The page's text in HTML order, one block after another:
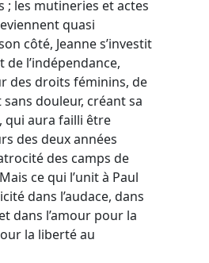
; les mutineries et actes
quasi
côté, Jeanne s’investit
l’indépendance,
des droits féminins, de
sans douleur, créant sa
qui aura failli être
des deux années
des camps de
ce qui l’unit à Paul
dans l’audace, dans
dans l’amour pour la
la liberté au